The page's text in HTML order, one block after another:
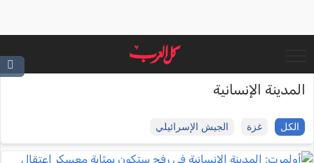
المدينة الإنسانية
الكل غزة الجيش الإسرائيلي